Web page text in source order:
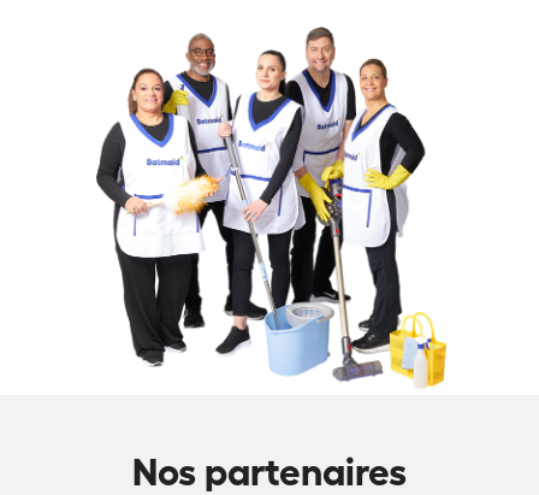
Nos partenaires